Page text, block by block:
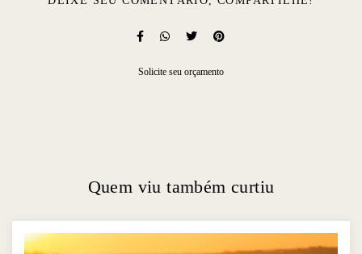
Solicite seu orçamento
Quem viu também curtiu